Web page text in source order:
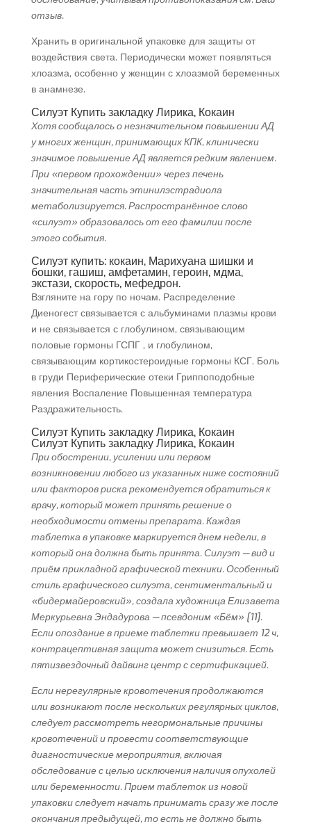
отзыв.
Хранить в оригинальной упаковке для защиты от
воздействия света. Периодически может появляться
хлоазма, особенно у женщин с хлоазмой беременных
в анамнезе.
Силуэт Купить закладку Лирика, Кокаин
Хотя сообщалось о незначительном повышении АД
у многих женщин, принимающих КПК, клинически
значимое повышение АД является редким явлением.
При «первом прохождении» через печень
значительная часть этинилэстрадиола
метаболизируется. Распространённое слово
«силуэт» образовалось от его фамилии после
этого события.
Силуэт купить: кокаин, Марихуана шишки и
бошки, гашиш, амфетамин, героин, мдма,
экстази, скорость, мефедрон.
Взгляните на гору по ночам. Распределение
Диеногест связывается с альбуминами плазмы крови
и не связывается с глобулином, связывающим
половые гормоны ГСПГ , и глобулином,
связывающим кортикостероидные гормоны КСГ. Боль
в груди Периферические отеки Гриппоподобные
явления Воспаление Повышенная температура
Раздражительность.
Силуэт Купить закладку Лирика, Кокаин
Силуэт Купить закладку Лирика, Кокаин
При обострении, усилении или первом
возникновении любого из указанных ниже состояний
или факторов риска рекомендуется обратиться к
врачу, который может принять решение о
необходимости отмены препарата. Каждая
таблетка в упаковке маркируется днем недели, в
который она должна быть принята. Силуэт — вид и
приём прикладной графической техники. Особенный
стиль графического силуэта, сентиментальный и
«бидермайеровский», создала художница Елизавета
Меркурьевна Эндадурова — псевдоним «Бём» [11].
Если опоздание в приеме таблетки превышает 12 ч,
контрацептивная защита может снизиться. Есть
пятизвездочный дайвинг центр с сертификацией.
Если нерегулярные кровотечения продолжаются
или возникают после нескольких регулярных циклов,
следует рассмотреть негормональные причины
кровотечений и провести соответствующие
диагностические мероприятия, включая
обследование с целью исключения наличия опухолей
или беременности. Прием таблеток из новой
упаковки следует начать принимать сразу же после
окончания предыдущей, то есть не должно быть